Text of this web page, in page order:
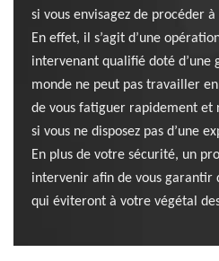
si vous envisagez de procéder
En effet, il s’agit d’une
intervenant qualifié doté d’une
monde ne peut pas travailler
de vous fatiguer rapidement et
si vous ne disposez pas d’une
En plus de votre sécurité, un
intervenir afin de vous garantir
qui éviteront à votre végétal